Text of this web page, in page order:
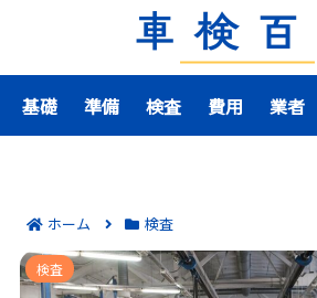
基礎 準備 検査 費用 業者
ホーム 検査
インテリアパネルが車検に通る判断
きケースも整理！
検査